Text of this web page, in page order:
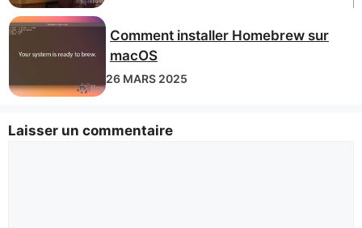
Comment installer Homebrew sur
macOS
26 MARS 2025
Laisser un commentaire